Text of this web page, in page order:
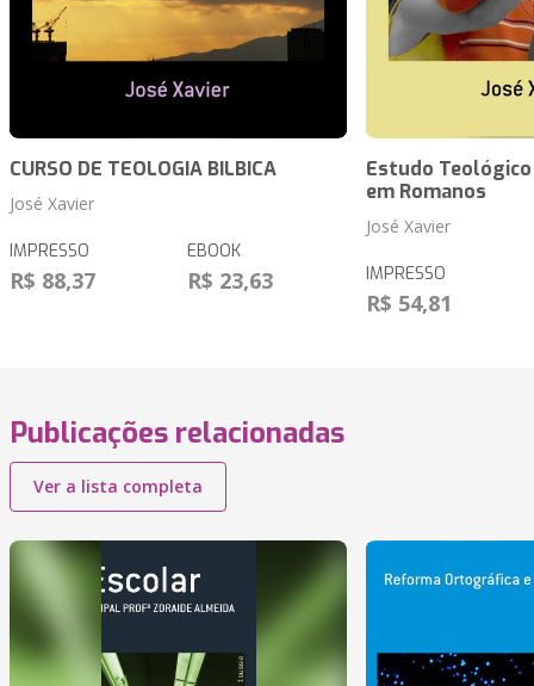
CURSO DE TEOLOGIA BILBICA
José Xavier
IMPRESSO
R$ 88,37
EBOOK
R$ 23,63
Estudo
em Romanos
José Xavier
IMPRESSO
R$ 54,81
Publicações relacionadas
Ver a lista completa